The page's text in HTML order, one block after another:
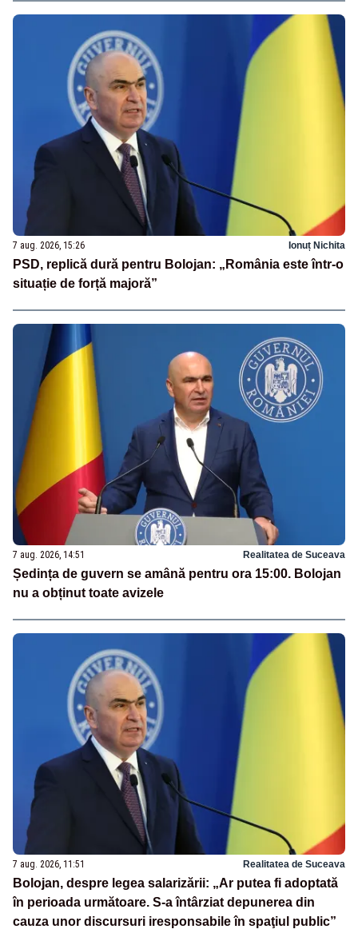
7 aug. 2026, 15:26 Ionuț Nichita
PSD, replică dură pentru Bolojan: „România este într-o
situație de forță majoră”
7 aug. 2026, 14:51 Realitatea de Suceava
Ședința de guvern se amână pentru ora 15:00. Bolojan
nu a obținut toate avizele
7 aug. 2026, 11:51 Realitatea de Suceava
Bolojan, despre legea salarizării: „Ar putea fi adoptată
în perioada următoare. S-a întârziat depunerea din
cauza unor discursuri iresponsabile în spaţiul public”